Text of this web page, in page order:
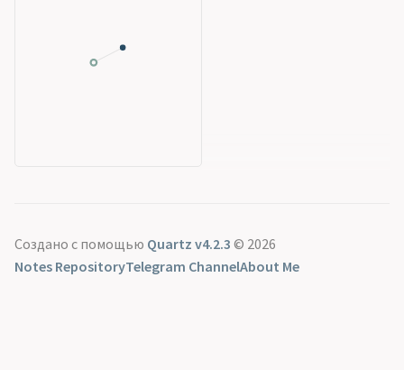
Создано с помощью Quartz v4.2.3 © 2026
Notes RepositoryTelegram ChannelAbout Me